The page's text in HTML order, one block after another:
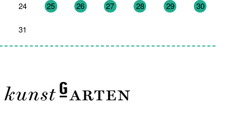
24 25 26 27 28 29 30
31